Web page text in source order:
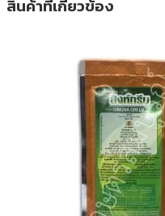
สินค้าที่เกี่ยวข้อง